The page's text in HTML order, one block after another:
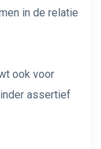
in de relatie
ook voor
assertief